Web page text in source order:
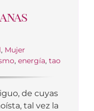
, Mujer
, energía, tao
de cuyas
tal vez la